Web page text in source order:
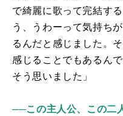
で綺麗に歌って完結す
う、うわーって気持ち
るんだと感じました。
感じることでもあるん
そう思いました」
──この主人公、この二